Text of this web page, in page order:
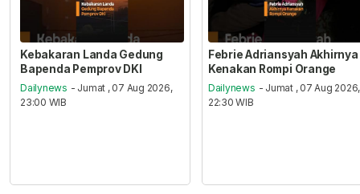
Kebakaran Landa Gedung
Bapenda Pemprov DKI
Dailynews - Jumat , 07 Aug 2026,
23:00 WIB
Febrie Adriansyah Akhirnya
Kenakan Rompi Orange
Dailynews - Jumat , 07 Aug 2026,
22:30 WIB